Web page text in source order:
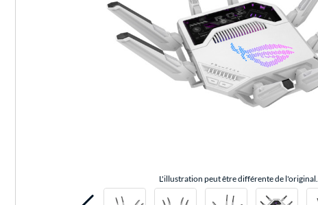
L'illustration peut être différente de l'original.